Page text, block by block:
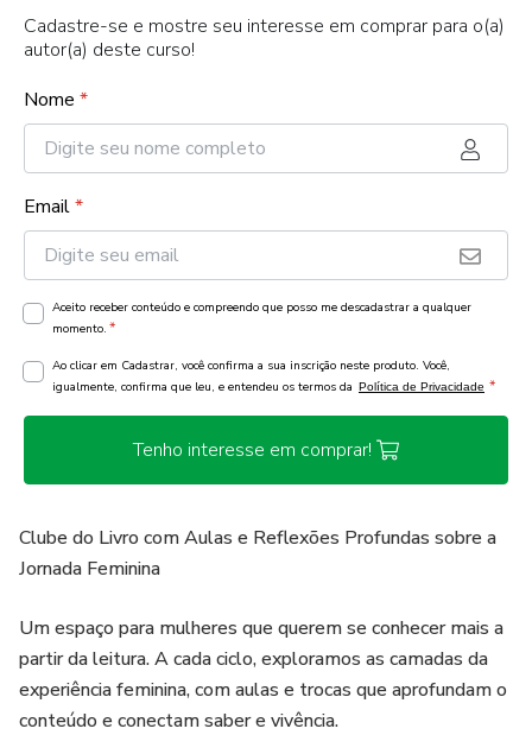
Cadastre-se e mostre seu interesse em comprar para o(a)
autor(a) deste curso!
Nome *
Email*
Aceito receber conteúdo e compreendo que posso me descadastrar a qualquer
momento. *
Ao clicar em Cadastrar, você confirma a sua inscrição neste produto. Você,
igualmente, confirma que leu, e entendeu os termos da Política de Privacidade *
Tenho interesse em comprar!
Clube do Livro com Aulas e Reflexões Profundas sobre a
Jornada Feminina
Um espaço para mulheres que querem se conhecer mais a
partir da leitura. A cada ciclo, exploramos as camadas da
experiência feminina, com aulas e trocas que aprofundam o
conteúdo e conectam saber e vivência.